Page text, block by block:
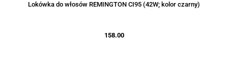
Lokówka do włosów REMINGTON CI95 (42W; kolor czarny)
158.00